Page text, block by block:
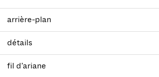
arrière-plan
détails
fil d’ariane